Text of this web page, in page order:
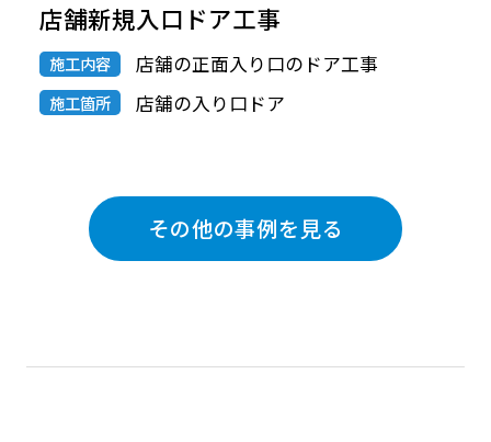
店舗新規入口ドア工事
施工内容 店舗の正面入り口のドア工事
施工箇所 店舗の入り口ドア
その他の事例を見る